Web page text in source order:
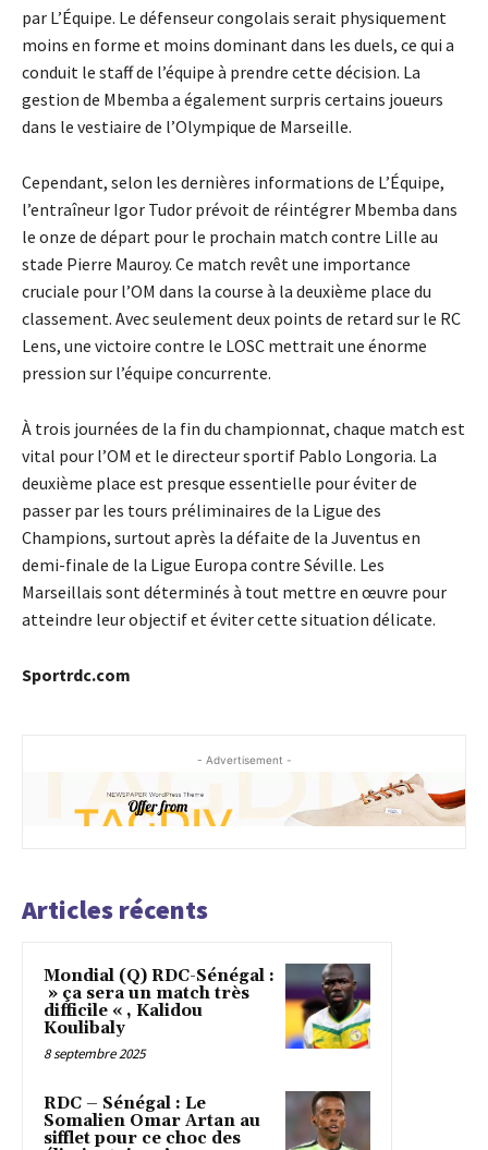
par L’Équipe. Le défenseur congolais serait physiquement
moins en forme et moins dominant dans les duels, ce qui a
conduit le staff de l’équipe à prendre cette décision. La
gestion de Mbemba a également surpris certains joueurs
dans le vestiaire de l’Olympique de Marseille.
Cependant, selon les dernières informations de L’Équipe,
l’entraîneur Igor Tudor prévoit de réintégrer Mbemba dans
le onze de départ pour le prochain match contre Lille au
stade Pierre Mauroy. Ce match revêt une importance
cruciale pour l’OM dans la course à la deuxième place du
classement. Avec seulement deux points de retard sur le RC
Lens, une victoire contre le LOSC mettrait une énorme
pression sur l’équipe concurrente.
À trois journées de la fin du championnat, chaque match est
vital pour l’OM et le directeur sportif Pablo Longoria. La
deuxième place est presque essentielle pour éviter de
passer par les tours préliminaires de la Ligue des
Champions, surtout après la défaite de la Juventus en
demi-finale de la Ligue Europa contre Séville. Les
Marseillais sont déterminés à tout mettre en œuvre pour
atteindre leur objectif et éviter cette situation délicate.
Sportrdc.com
- Advertisement -
Articles récents
Mondial (Q) RDC-Sénégal :
» ça sera un match très
difficile « , Kalidou
Koulibaly
8 septembre 2025
RDC – Sénégal : Le
Somalien Omar Artan au
sifflet pour ce choc des